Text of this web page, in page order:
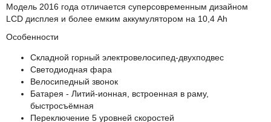
Модель 2016 года отличается суперсовременным дизайном
LCD дисплея и более емким аккумулятором на 10,4 Ah
Особенности
Складной горный электровелосипед-двухподвес
Светодиодная фара
Велосипедный звонок
Батарея - Литий-ионная, встроенная в раму,
быстросъёмная
Переключение 5 уровней скоростей